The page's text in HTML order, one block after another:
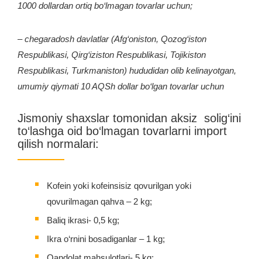
1000 dollardan ortiq bo‘lmagan tovarlar uchun;
– chegaradosh davlatlar (Afg‘oniston, Qozog‘iston
Respublikasi, Qirg‘iziston Respublikasi, Tojikiston
Respublikasi, Тurkmaniston) hududidan olib kelinayotgan,
umumiy qiymati 10 AQSh dollar bo‘lgan tovarlar uchun
Jismoniy shaxslar tomonidan aksiz solig‘ini
to‘lashga oid bo‘lmagan tovarlarni import
qilish normalari:
Kofein yoki kofeinsisiz qovurilgan yoki
qovurilmagan qahva – 2 kg;
Baliq ikrasi- 0,5 kg;
Ikra o‘rnini bosadiganlar – 1 kg;